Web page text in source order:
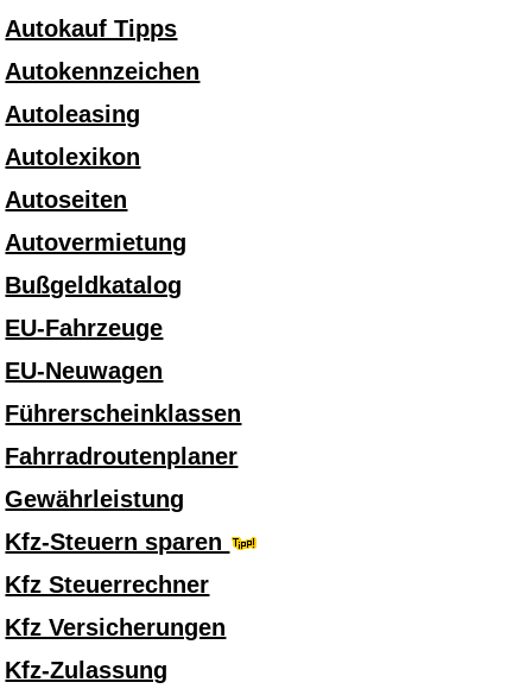
Autokauf Tipps
Autokennzeichen
Autoleasing
Autolexikon
Autoseiten
Autovermietung
Bußgeldkatalog
EU-Fahrzeuge
EU-Neuwagen
Führerscheinklassen
Fahrradroutenplaner
Gewährleistung
Kfz-Steuern sparen
Kfz Steuerrechner
Kfz Versicherungen
Kfz-Zulassung